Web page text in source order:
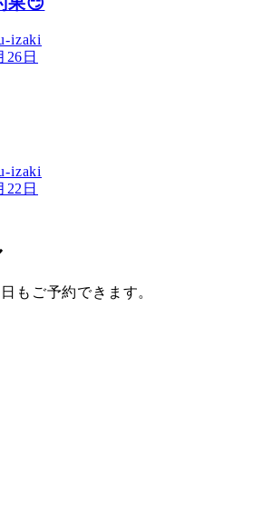
izaki
26日
izaki
22日
もご予約できます。